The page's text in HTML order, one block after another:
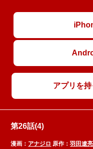
アプリを
第26話(4)
漫画： アナジロ 原作：羽田遼亮